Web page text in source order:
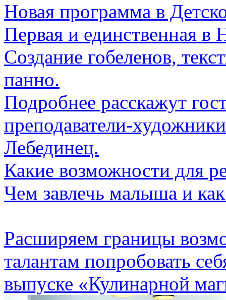
Новая программа в
Первая и единственная в
Создание гобеленов,
панно.
Подробнее расскажут
преподаватели-
Лебединец.
Какие возможности для
Чем завлечь малыша и
Расширяем границы
талантам попробовать
выпуске «Кулинарной